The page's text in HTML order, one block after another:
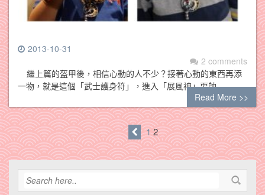
2013-10-31
2 comments
繼上篇的盔甲後，相信心動的人不少？接著心動的東西再添
一物，就是這個「武士護身符」，進入「展風神」耍帥…
Read More >>
12